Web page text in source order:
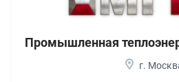
Промышленная
г.